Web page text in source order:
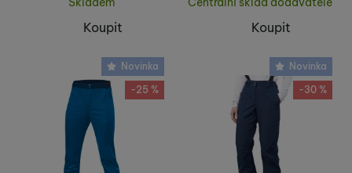
Koupit Koupit
Novinka
-25 %
Novinka
-30 %